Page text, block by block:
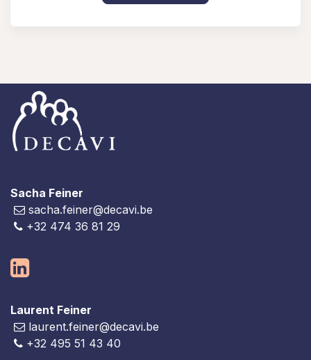
Sacha Feiner
sacha.feiner@decavi.be
+32 474 36 81 29
Laurent Feiner
laurent.feiner@decavi.be
+32 495 51 43 40